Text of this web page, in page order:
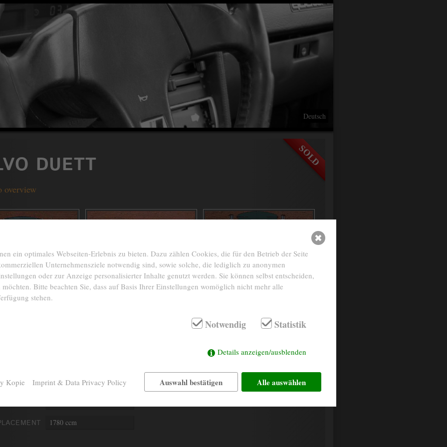
Deutsch
DUETT
overview
ENGINE 4- cylinder straight
1780 ccm
ein optimales Webseiten-Erlebnis zu bieten. Dazu zählen Cookies, die für den Betrieb der Seite
Unternehmensziele notwendig sind, sowie solche, die lediglich zu anonymen
oder zur Anzeige personalisierter Inhalte genutzt werden. Sie können selbst entscheiden,
Bitte beachten Sie, dass auf Basis Ihrer Einstellungen womöglich nicht mehr alle
stehen.
Notwendig Statistik
Details anzeigen/ausblenden
Auswahl bestätigen Alle auswählen
Kopie Imprint & Data Privacy Policy